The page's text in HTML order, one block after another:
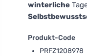
winterliche
Produkt-Code
PRFZ1208978